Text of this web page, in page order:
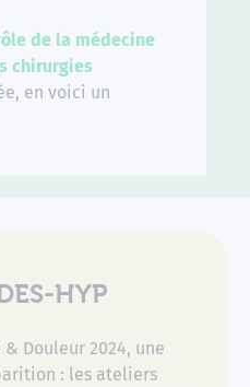
de la médecine
chirurgies
en voici un
HYP
Douleur 2024, une
: les ateliers